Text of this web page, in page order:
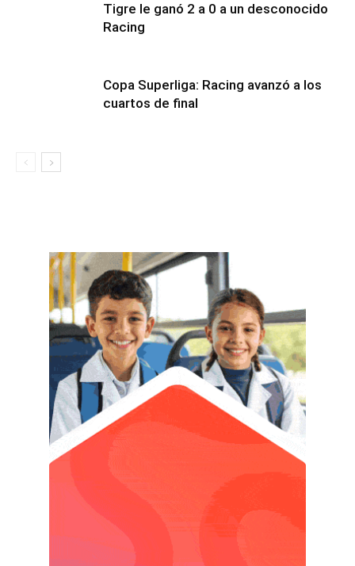
Tigre le ganó 2 a 0 a un desconocido
Racing
Copa Superliga: Racing avanzó a los
cuartos de final